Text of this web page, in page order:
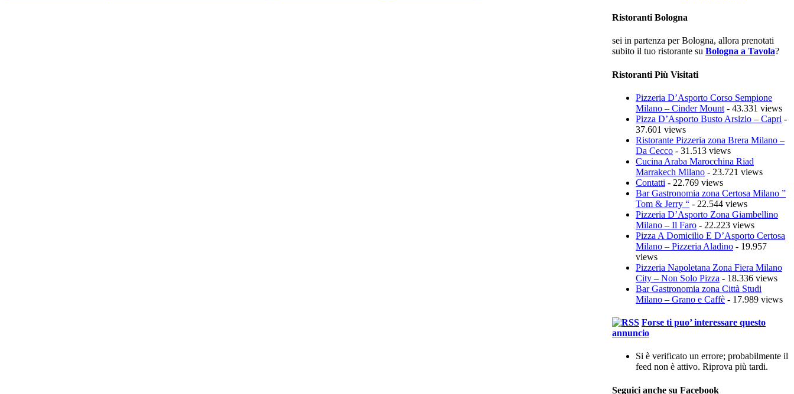
Ristoranti Bologna
sei in partenza per Bologna, allora prenotati
subito il tuo ristorante su Bologna a Tavola?
Ristoranti Più Visitati
Pizzeria D’Asporto Corso Sempione
Milano – Cinder Mount - 43.331 views
Pizza D’Asporto Busto Arsizio – Capri -
37.601 views
Ristorante Pizzeria zona Brera Milano –
Da Cecco - 31.513 views
Cucina Araba Marocchina Riad
Marrakech Milano - 23.721 views
Contatti - 22.769 views
Bar Gastronomia zona Certosa Milano ”
Tom & Jerry “ - 22.544 views
Pizzeria D’Asporto Zona Giambellino
Milano – Il Faro - 22.223 views
Pizza A Domicilio E D’Asporto Certosa
Milano – Pizzeria Aladino - 19.957
views
Pizzeria Napoletana Zona Fiera Milano
City – Non Solo Pizza - 18.336 views
Bar Gastronomia zona Città Studi
Milano – Grano e Caffè - 17.989 views
Forse ti puo’ interessare questo
annuncio
Si è verificato un errore; probabilmente il
feed non è attivo. Riprova più tardi.
Seguici anche su Facebook